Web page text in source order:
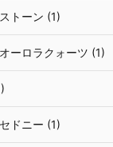
トーン (1)
ーロラクォーツ (1)
ドニー (1)